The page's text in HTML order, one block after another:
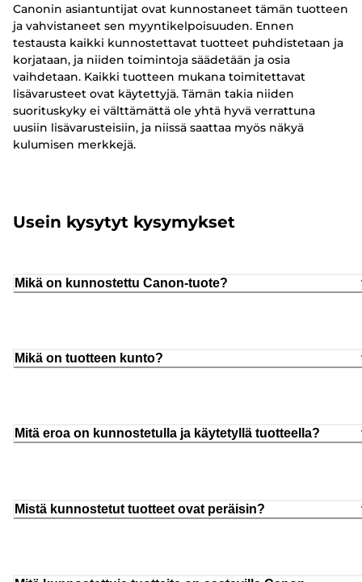
Canonin asiantuntijat ovat kunnostaneet tämän tuotteen
ja vahvistaneet sen myyntikelpoisuuden. Ennen
testausta kaikki kunnostettavat tuotteet puhdistetaan ja
korjataan, ja niiden toimintoja säädetään ja osia
vaihdetaan. Kaikki tuotteen mukana toimitettavat
lisävarusteet ovat käytettyjä. Tämän takia niiden
suorituskyky ei välttämättä ole yhtä hyvä verrattuna
uusiin lisävarusteisiin, ja niissä saattaa myös näkyä
kulumisen merkkejä.
Usein kysytyt kysymykset
Mikä on kunnostettu Canon-tuote?
Mikä on tuotteen kunto?
Mitä eroa on kunnostetulla ja käytetyllä tuotteella?
Mistä kunnostetut tuotteet ovat peräisin?